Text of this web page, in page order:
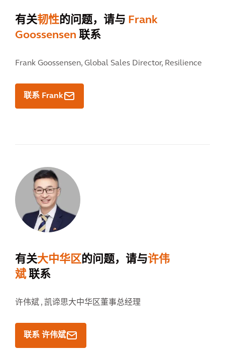
有关韧性的问题，请与 Frank
Goossensen 联系
Frank Goossensen, Global Sales Director, Resilience
联系 Frank
有关大中华区的问题，请与许伟
斌联系
许伟斌 , 凯谛思大中华区董事总经理
联系 许伟斌